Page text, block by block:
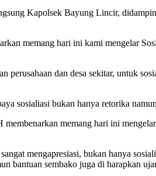
Kapolsek Bayung Lincir,
memang hari ini kami mengelar
dan desa sekitar, untuk
sosialiasi bukan hanya retorika
memang hari ini
mengapresiasi, bukan hanya
bantuan sembako juga di harapkan